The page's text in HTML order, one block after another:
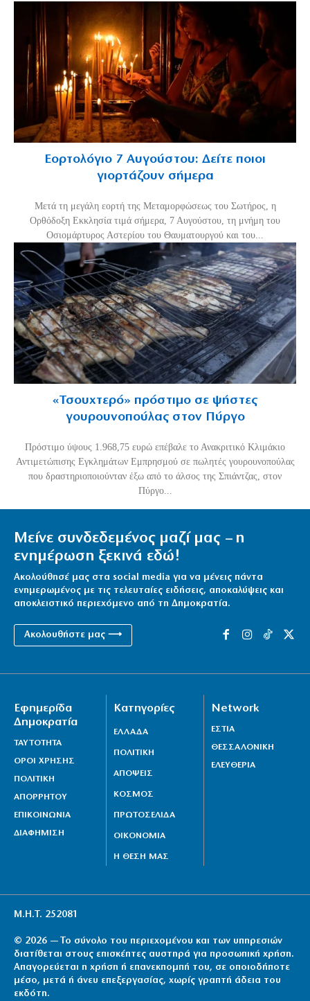
Εορτολόγιο 7 Αυγούστου: Δείτε ποιοι
γιορτάζουν σήμερα
Μετά τη μεγάλη εορτή της Μεταμορφώσεως του Σωτήρος, η
Ορθόδοξη Εκκλησία τιμά σήμερα, 7 Αυγούστου, τη μνήμη του
Οσιομάρτυρος Αστερίου του Θαυματουργού και του...
«Τσουχτερό» πρόστιμο σε ψήστες
γουρουνοπούλας στον Πύργο
Πρόστιμο ύψους 1.968,75 ευρώ επέβαλε το Ανακριτικό Κλιμάκιο
Αντιμετώπισης Εγκλημάτων Εμπρησμού σε πωλητές γουρουνοπούλας
που δραστηριοποιούνταν έξω από το άλσος της Σπιάντζας, στον
Πύργο...
Μείνε συνδεδεμένος μαζί μας – η
ενημέρωση ξεκινά εδώ!
Ακολούθησέ μας στα social media για να μένεις πάντα
ενημερωμένος με τις τελευταίες ειδήσεις, αποκαλύψεις και
αποκλειστικό περιεχόμενο από τη Δημοκρατία.
Ακολουθήστε μας ⟶
Εφημερίδα
Δημοκρατία
ΤΑΥΤΟΤΗΤΑ
ΟΡΟΙ ΧΡΗΣΗΣ
ΠΟΛΙΤΙΚΗ
ΑΠΟΡΡΗΤΟΥ
ΕΠΙΚΟΙΝΩΝΙΑ
ΔΙΑΦΗΜΙΣΗ
Κατηγορίες
ΕΛΛΑΔΑ
ΠΟΛΙΤΙΚΗ
ΑΠΟΨΕΙΣ
ΚΟΣΜΟΣ
ΠΡΩΤΟΣΕΛΙΔΑ
ΟΙΚΟΝΟΜΙΑ
Η ΘΕΣΗ ΜΑΣ
Network
ΕΣΤΙΑ
ΘΕΣΣΑΛΟΝΙΚΗ
ΕΛΕΥΘΕΡΙΑ
Μ.Η.Τ. 252081
© 2026 — Το σύνολο του περιεχομένου και των υπηρεσιών
διατίθεται στους επισκέπτες αυστηρά για προσωπική χρήση.
Απαγορεύεται η χρήση ή επανεκπομπή του, σε οποιοδήποτε
μέσο, μετά ή άνευ επεξεργασίας, χωρίς γραπτή άδεια του
εκδότη.